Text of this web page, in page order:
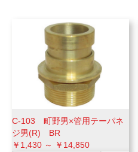
C-103 町野男×管用テーパネ
ジ男(R) BR
￥1,430 ～ ￥14,850